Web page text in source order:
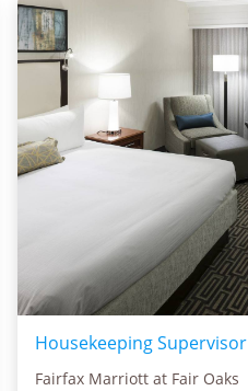
Housekeeping Supervisor
Fairfax Marriott at Fair Oaks